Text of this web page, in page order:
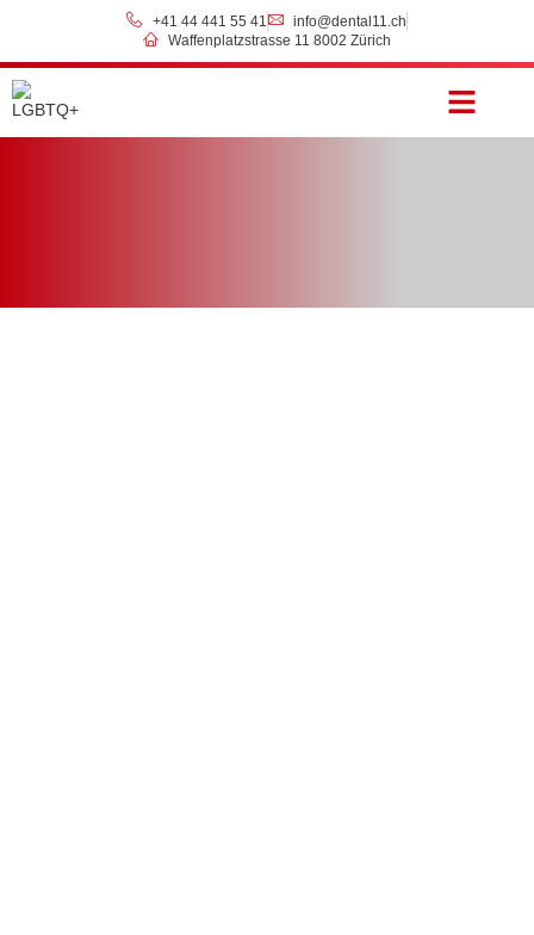
+41 44 441 55 41
info@dental11.ch
Waffenplatzstrasse 11 8002 Zürich